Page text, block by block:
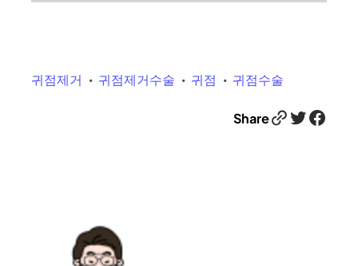
귀점제거 귀점제거수술 귀점 귀점수술
ShareLink Twitter Facebook